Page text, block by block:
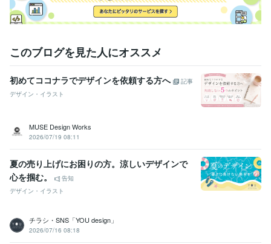
このブログを見た人にオススメ
初めてココナラでデザインを依頼する方へ
記事
デザイン・イラスト
MUSE Design Works
2026/07/19 08:11
夏の売り上げにお困りの方。涼しいデザインで
心を掴む。
告知
デザイン・イラスト
チラシ・SNS「YOU design」
2026/07/16 08:18